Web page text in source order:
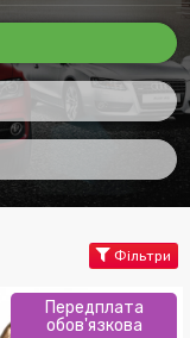
Фільтри
Передплата
обов'язкова